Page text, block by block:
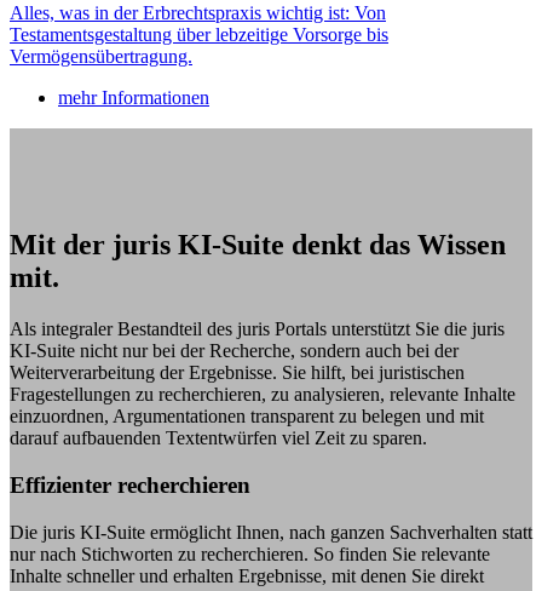
Alles, was in der Erbrechtspraxis wichtig ist: Von
Testamentsgestaltung über lebzeitige Vorsorge bis
Vermögensübertragung.
mehr Informationen
Mit der juris KI-Suite denkt das Wissen
mit.
Als integraler Bestandteil des juris Portals unterstützt Sie die juris
KI-Suite nicht nur bei der Recherche, sondern auch bei der
Weiterverarbeitung der Ergebnisse. Sie hilft, bei juristischen
Fragestellungen zu recherchieren, zu analysieren, relevante Inhalte
einzuordnen, Argumentationen transparent zu belegen und mit
darauf aufbauenden Textentwürfen viel Zeit zu sparen.
Effizienter recherchieren
Die juris KI-Suite ermöglicht Ihnen, nach ganzen Sachverhalten statt
nur nach Stichworten zu recherchieren. So finden Sie relevante
Inhalte schneller und erhalten Ergebnisse, mit denen Sie direkt